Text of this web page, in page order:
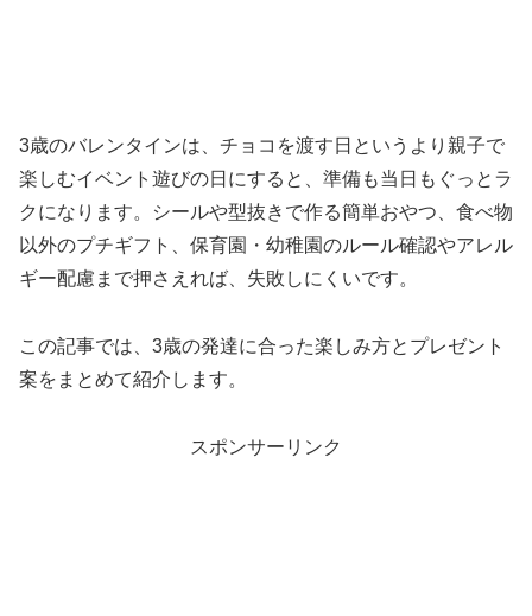
3歳のバレンタインは、チョコを渡す日というより親子で
楽しむイベント遊びの日にすると、準備も当日もぐっとラ
クになります。シールや型抜きで作る簡単おやつ、食べ物
以外のプチギフト、保育園・幼稚園のルール確認やアレル
ギー配慮まで押さえれば、失敗しにくいです。
この記事では、3歳の発達に合った楽しみ方とプレゼント
案をまとめて紹介します。
スポンサーリンク